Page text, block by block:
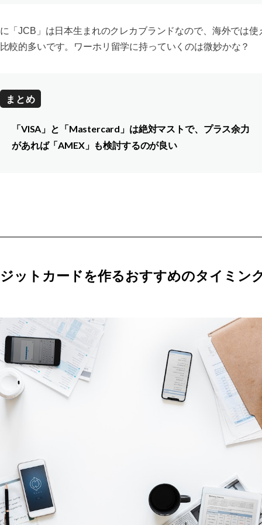
「JCB」は日本生まれのクレカブランドなので、海外では使
較的多いです。ワーホリ留学に持っていくのは微妙かな？
まとめ
「VISA」と「Mastercard」は絶対マストで、プラス余力
があれば「AMEX」も検討するのが良い
ットカードを作るおすすめのタイミン